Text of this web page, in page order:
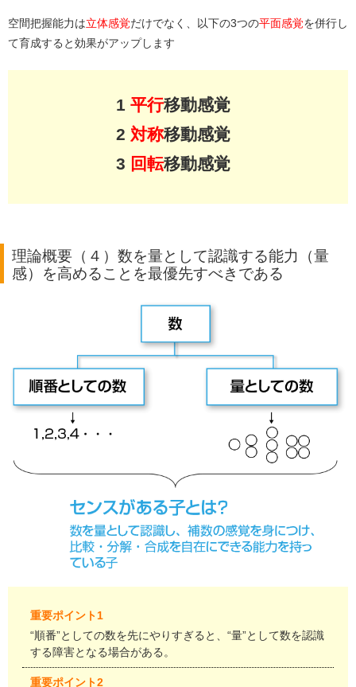
空間把握能力は立体感覚だけでなく、以下の3つの平面感覚を併行し
て育成すると効果がアップします
1平行移動感覚
2 対称移動感覚
3 回転移動感覚
理論概要（４）数を量として認識する能力（量
感）を高めることを最優先すべきである
重要ポイント1
“順番”としての数を先にやりすぎると、“量”として数を認識
する障害となる場合がある。
重要ポイント2